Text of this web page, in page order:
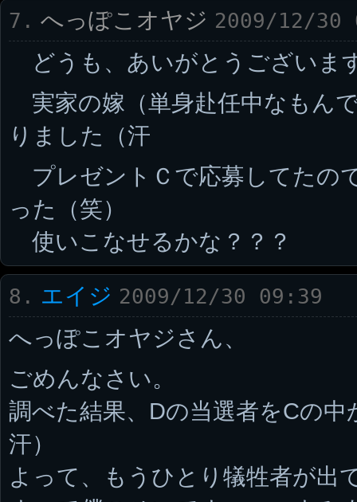
7. へっぽこオヤジ 2009/12/30
どうも、あいがとうございま
実家の嫁（単身赴任中なもん
りました（汗
プレゼントＣで応募してたの
った（笑）
使いこなせるかな？？？
8. エイジ 2009/12/30 09:39
へっぽこオヤジさん、
ごめんなさい。
調べた結果、Dの当選者をCの
汗）
よって、もうひとり犠牲者が出